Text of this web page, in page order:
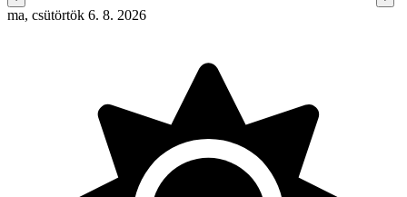
ma, csütörtök 6. 8. 2026